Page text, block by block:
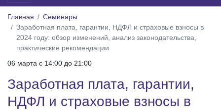
Главная
Семинары
Заработная плата, гарантии, НДФЛ и страховые взносы в
2024 году: обзор изменений, анализ законодательства,
практические рекомендации
06 марта c 14:00 до 21:00
Заработная плата, гарантии,
НДФЛ и страховые взносы в